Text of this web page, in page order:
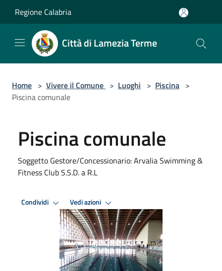
Regione Calabria
Città di Lamezia Terme
Home > Vivere il Comune > Luoghi > Piscina >
Piscina comunale
Piscina comunale
Soggetto Gestore/Concessionario: Arvalia Swimming &
Fitness Club S.S.D. a R.L
Condividi Vedi azioni